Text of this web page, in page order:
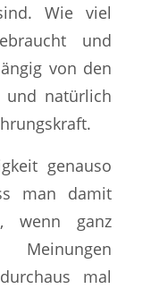
Wie viel
und
von den
und natürlich
genauso
man damit
wenn ganz
mal